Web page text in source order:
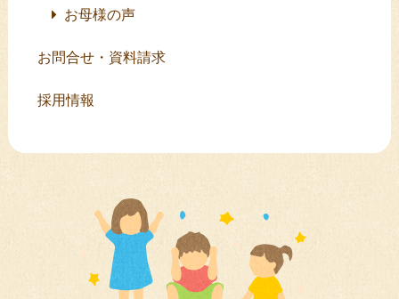
お母様の声
お問合せ・資料請求
採用情報